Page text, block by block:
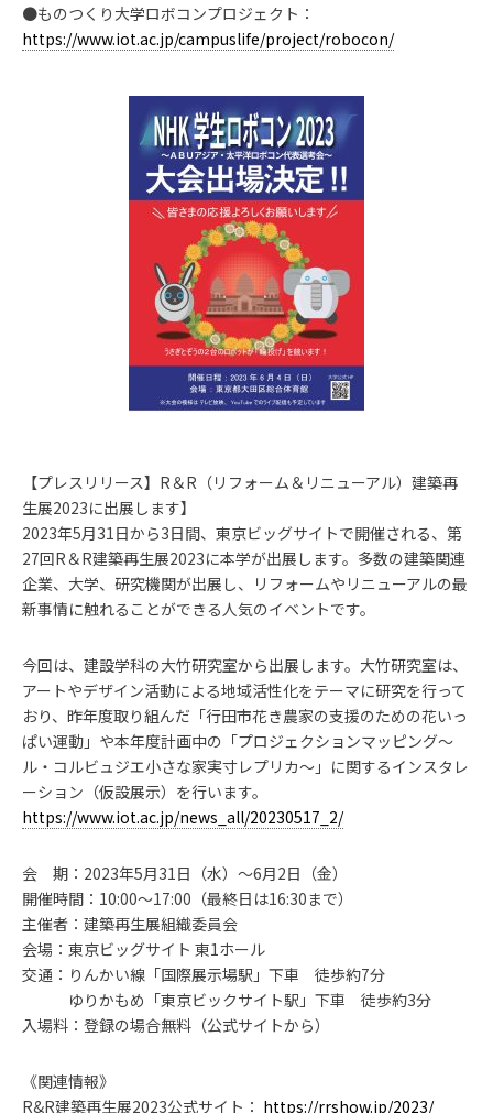
●ものつくり大学ロボコンプロジェクト：
https://www.iot.ac.jp/campuslife/project/robocon/
【プレスリリース】R＆R（リフォーム＆リニューアル）建築再
生展2023に出展します】
2023年5月31日から3日間、東京ビッグサイトで開催される、第
27回R＆R建築再生展2023に本学が出展します。多数の建築関連
企業、大学、研究機関が出展し、リフォームやリニューアルの最
新事情に触れることができる人気のイベントです。
今回は、建設学科の大竹研究室から出展します。大竹研究室は、
アートやデザイン活動による地域活性化をテーマに研究を行って
おり、昨年度取り組んだ「行田市花き農家の支援のための花いっ
ぱい運動」や本年度計画中の「プロジェクションマッピング～
ル・コルビュジエ小さな家実寸レプリカ～」に関するインスタレ
ーション（仮設展示）を行います。
https://www.iot.ac.jp/news_all/20230517_2/
会 期：2023年5月31日（水）～6月2日（金）
開催時間：10:00～17:00（最終日は16:30まで）
主催者：建築再生展組織委員会
会場：東京ビッグサイト 東1ホール
交通：りんかい線「国際展示場駅」下車 徒歩約7分
ゆりかもめ「東京ビックサイト駅」下車 徒歩約3分
入場料：登録の場合無料（公式サイトから）
《関連情報》
R&R建築再生展2023公式サイト： https://rrshow.jp/2023/